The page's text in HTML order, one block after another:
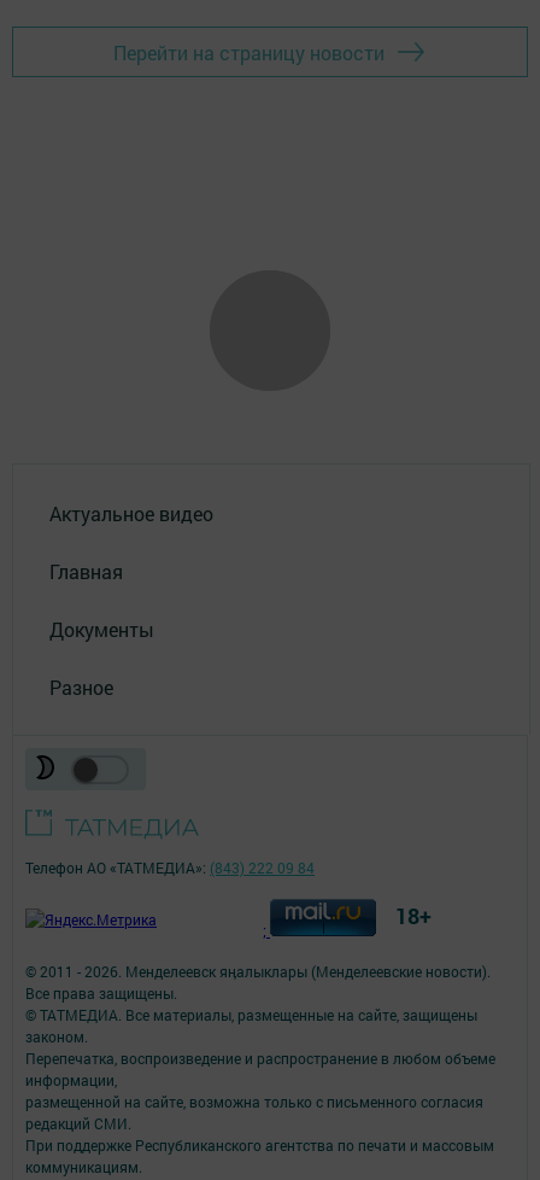
Перейти на страницу новости
Актуальное видео
Главная
Документы
Разное
© 2011 - 2026. Менделеевск яӊалыклары (Менделеевские новости).
Все права защищены.
© ТАТМЕДИА. Все материалы, размещенные на сайте, защищены
законом.
Перепечатка, воспроизведение и распространение в любом объеме
информации,
размещенной на сайте, возможна только с письменного согласия
редакций СМИ.
При поддержке Республиканского агентства по печати и массовым
коммуникациям.
Телефон АО «ТАТМЕДИА»: (843) 222 09 84
; 18+